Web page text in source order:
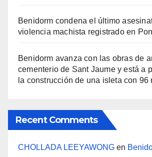
Benidorm condena el último
violencia machista registrado en
Benidorm avanza con las obras de
cementerio de Sant Jaume y está a
la construcción de una isleta con 96
Recent Comments
CHOLLADA LEEYAWONG en